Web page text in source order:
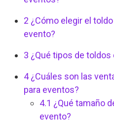
2 ¿Cómo elegir el
evento?
3 ¿Qué tipos de
4¿Cuáles son las
para eventos?
4.1 ¿Qué tamaño
evento?